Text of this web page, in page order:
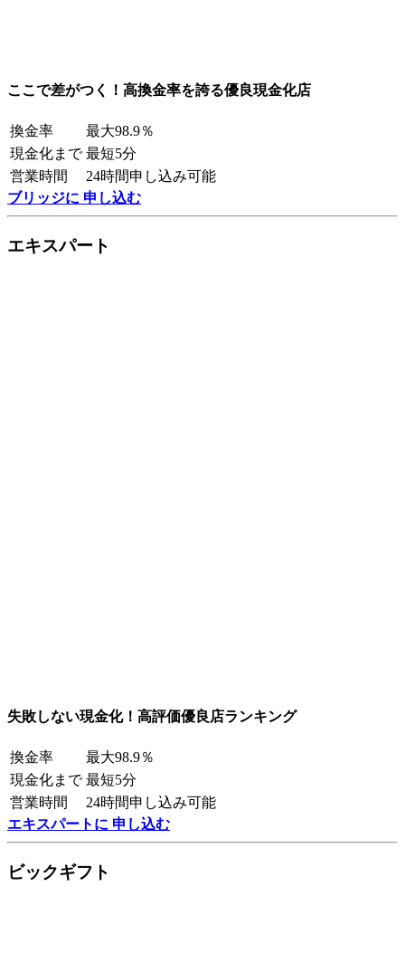
ここで差がつく！高換金率を誇る優良現金化店
換金率
最大98.9％
現金化まで 最短5分
営業時間
24時間申し込み可能
ブリッジに 申し込む
エキスパート
失敗しない現金化！高評価優良店ランキング
換金率
最大98.9％
現金化まで 最短5分
営業時間
24時間申し込み可能
エキスパートに 申し込む
ビックギフト